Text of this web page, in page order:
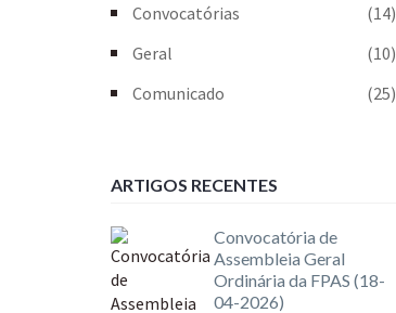
Convocatórias
(14)
Geral
(10)
Comunicado
(25)
ARTIGOS RECENTES
Convocatória de
Assembleia Geral
Ordinária da FPAS (18-
04-2026)